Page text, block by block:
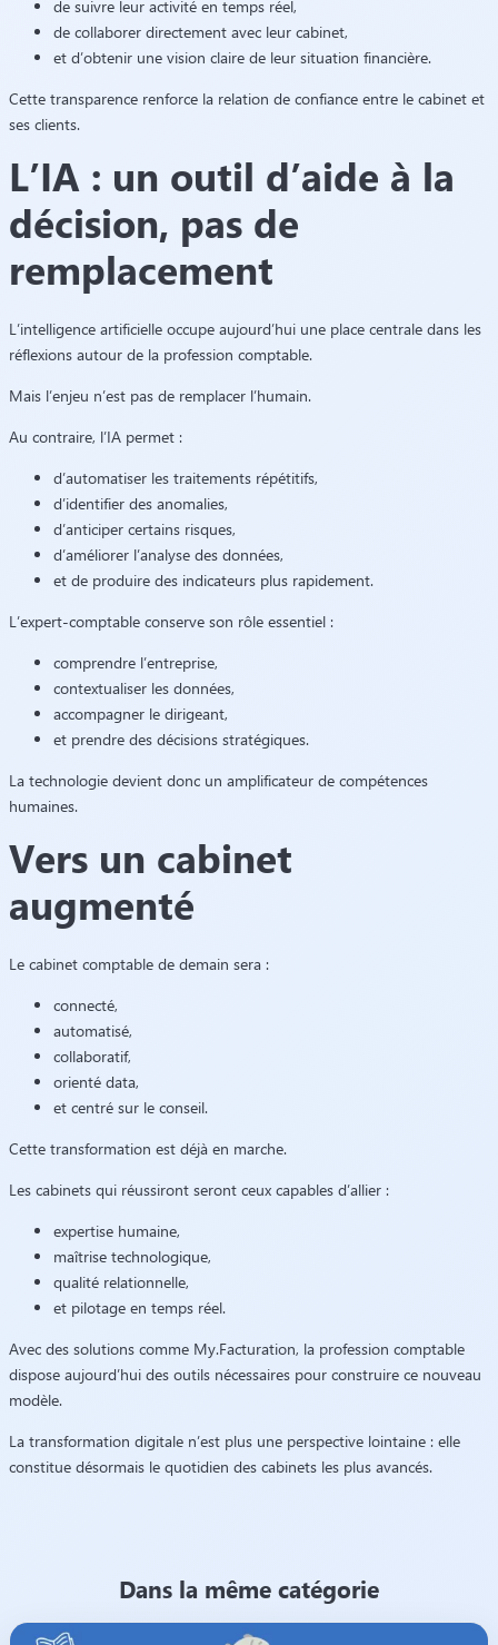
de suivre leur activité en temps réel,
de collaborer directement avec leur cabinet,
et d’obtenir une vision claire de leur situation financière.
Cette transparence renforce la relation de confiance entre le cabinet et
ses clients.
L’IA : un outil d’aide à la
décision, pas de
remplacement
L’intelligence artificielle occupe aujourd’hui une place centrale dans les
réflexions autour de la profession comptable.
Mais l’enjeu n’est pas de remplacer l’humain.
Au contraire, l’IA permet :
d’automatiser les traitements répétitifs,
d’identifier des anomalies,
d’anticiper certains risques,
d’améliorer l’analyse des données,
et de produire des indicateurs plus rapidement.
L’expert-comptable conserve son rôle essentiel :
comprendre l’entreprise,
contextualiser les données,
accompagner le dirigeant,
et prendre des décisions stratégiques.
La technologie devient donc un amplificateur de compétences
humaines.
Vers un cabinet
augmenté
Le cabinet comptable de demain sera :
connecté,
automatisé,
collaboratif,
orienté data,
et centré sur le conseil.
Cette transformation est déjà en marche.
Les cabinets qui réussiront seront ceux capables d’allier :
expertise humaine,
maîtrise technologique,
qualité relationnelle,
et pilotage en temps réel.
Avec des solutions comme My.Facturation, la profession comptable
dispose aujourd’hui des outils nécessaires pour construire ce nouveau
modèle.
La transformation digitale n’est plus une perspective lointaine : elle
constitue désormais le quotidien des cabinets les plus avancés.
Dans la même catégorie